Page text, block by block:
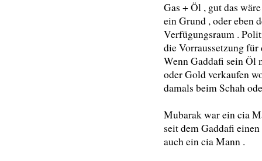
Gas + Öl , gut das
ein Grund , oder eben
Verfügungsraum .
die Vorraussetzung
Wenn Gaddafi sein Öl
oder Gold verkaufen
damals beim Schah
Mubarak war ein cia
seit dem Gaddafi
auch ein cia Mann .